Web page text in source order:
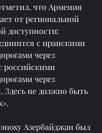
что Армения
от региональной
доступности:
с иранскими
через
российскими
через
Здесь не должно быть
Азербайджан был